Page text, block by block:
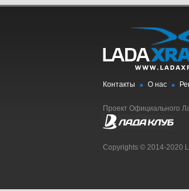
Контакты О нас
Проект Официального
Copyrights © 2014-2020